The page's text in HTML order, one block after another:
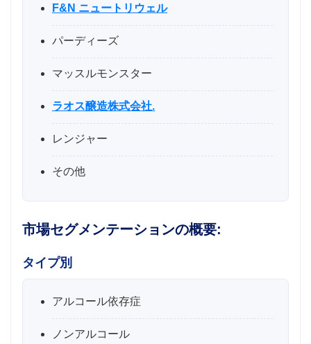
F&N ニュートリウェル
パーディーズ
マッスルモンスター
ラオス醸造株式会社.
レンジャー
その他
市場セグメンテーションの概要:
タイプ別
アルコール依存症
ノンアルコール